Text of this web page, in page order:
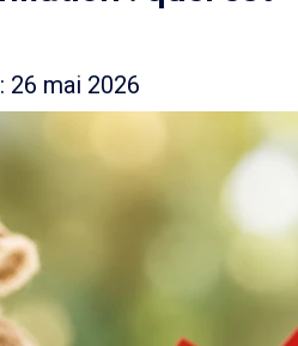
26 mai 2026